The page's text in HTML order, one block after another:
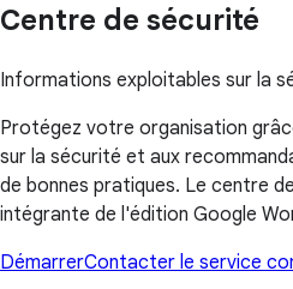
Centre de sécurité
Informations exploitables sur la
Protégez votre organisation
sur la sécurité et aux
de bonnes pratiques. Le centre
intégrante de l'édition Google
DémarrerContacter le service